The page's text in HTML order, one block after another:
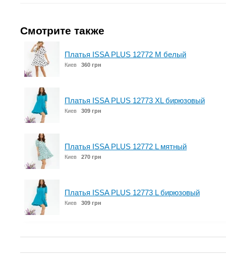
Смотрите также
Платья ISSA PLUS 12772 M белый
Киев 360 грн
Платья ISSA PLUS 12773 XL бирюзовый
Киев 309 грн
Платья ISSA PLUS 12772 L мятный
Киев 270 грн
Платья ISSA PLUS 12773 L бирюзовый
Киев 309 грн